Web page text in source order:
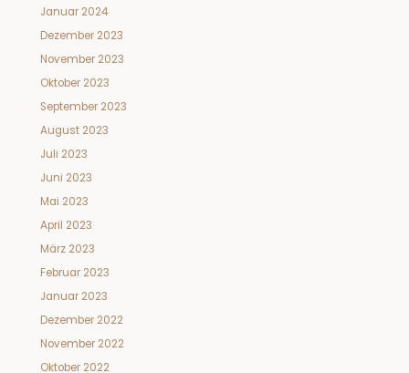
Januar 2024
Dezember 2023
November 2023
Oktober 2023
September 2023
August 2023
Juli 2023
Juni 2023
Mai 2023
April 2023
März 2023
Februar 2023
Januar 2023
Dezember 2022
November 2022
Oktober 2022